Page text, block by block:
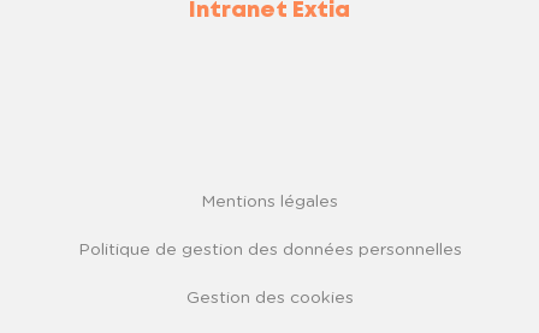
Intranet Extia
Mentions légales
Politique de gestion des données personnelles
Gestion des cookies